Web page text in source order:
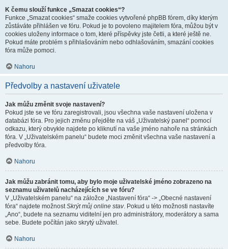
K čemu slouží funkce „Smazat cookies“?
Funkce „Smazat cookies“ smaže cookies vytvořené phpBB fórem, díky kterým
zůstáváte přihlášen ve fóru. Pokud je to povoleno majitelem fóra, můžou být v
cookies uloženy informace o tom, které příspěvky jste četli, a které ještě ne.
Pokud máte problém s přihlašováním nebo odhlašováním, smazání cookies
fóra může pomoci.
Nahoru
Předvolby a nastavení uživatele
Jak můžu změnit svoje nastavení?
Pokud jste se ve fóru zaregistrovali, jsou všechna vaše nastavení uložena v
databázi fóra. Pro jejich změnu přejděte na váš „Uživatelský panel“ pomocí
odkazu, který obvykle najdete po kliknutí na vaše jméno nahoře na stránkách
fóra. V „Uživatelském panelu“ budete moci změnit všechna vaše nastavení a
předvolby fóra.
Nahoru
Jak můžu zabránit tomu, aby bylo moje uživatelské jméno zobrazeno na
seznamu uživatelů nacházejících se ve fóru?
V „Uživatelském panelu“ na záložce „Nastavení fóra“ -> „Obecné nastavení
fóra“ najdete možnostSkrýt můj online stav. Pokud u této možnosti nastavíte
„Ano“, budete na seznamu viditelní jen pro administrátory, moderátory a sama
sebe. Budete počítán jako skrytý uživatel.
Nahoru